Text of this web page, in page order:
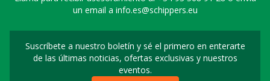
un email a info.es@schippers.eu
Suscríbete a nuestro boletín y sé el primero en enterarte
de las últimas noticias, ofertas exclusivas y nuestros
eventos.
Suscripción a nuestro